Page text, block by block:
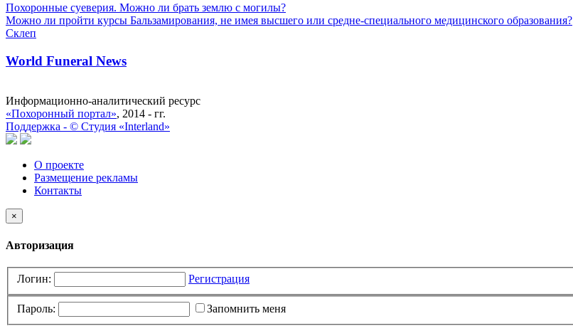
Похоронные суеверия. Можно ли брать землю с могилы?
Можно ли пройти курсы Бальзамирования, не имея высшего или средне-специального медицинского образования?
Склеп
World Funeral News
Информационно-аналитический ресурс
«Похоронный портал», 2014 - гг.
Поддержка - © Cтудия «Interland»
О проекте
Размещение рекламы
Контакты
×
Авторизация
Логин: Регистрация
Пароль:
Запомнить меня